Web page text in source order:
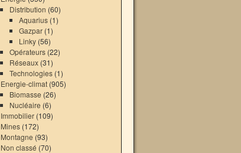
Distribution (60)
Aquarius(1)
Gazpar(1)
Linky(56)
Opérateurs (22)
Réseaux (31)
Technologies (1)
Energie-climat(905)
Biomasse (26)
Nucléaire (6)
Immobilier(109)
Mines(172)
Montagne (93)
Non classé (70)